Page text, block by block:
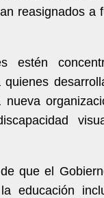
reasignados a
estén
que el
educación